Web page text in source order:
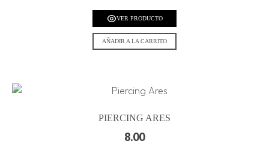
VER PRODUCTO
AÑADIR A LA CARRITO
PIERCING ARES
8.00